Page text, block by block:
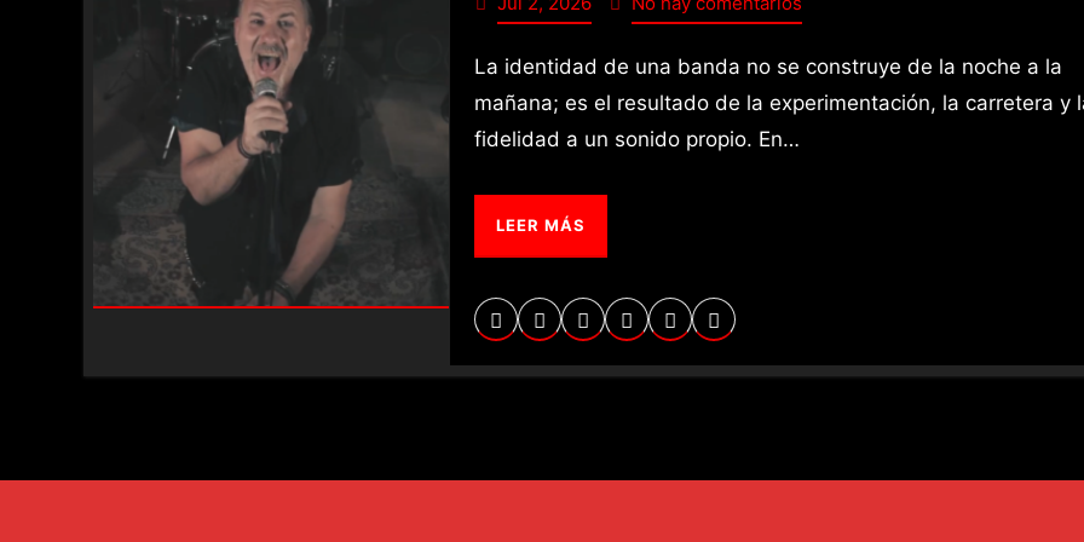
La identidad de una banda no se construye de la noche a la
mañana; es el resultado de la experimentación, la carretera y
fidelidad a un sonido propio. En…
LEER MÁS